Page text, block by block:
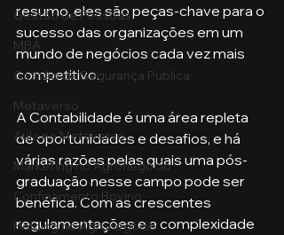
Gestão de Pessoas
MBA
Gestão de Segurança Publica
Metaverso
Aula no Metaverso
Marketing no Agronegócio
Confinamento Bovino
Holding no Agronegócio
resumo, eles são peças-chave para o
sucesso das organizações em um
mundo de negócios cada vez mais
competitivo.
A Contabilidade é uma área repleta
de oportunidades e desafios, e há
várias razões pelas quais uma pós-
graduação nesse campo pode ser
benéfica. Com as crescentes
regulamentações e a complexidade